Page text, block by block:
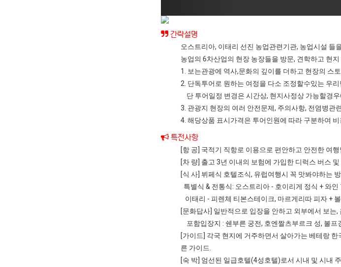
간략설명
오스트리아, 이태리 선진 농업관련기관, 농업시설 들
농업의 6차산업의 현장 농장들을 방문, 견학하고 현
1. 보는관광에 역사,문화의 깊이를 더하고 현장의 스
2. 단독투어로 원하는 여정을 다소 조정할수있는 우
단 투어일정 변경은 시간상, 현지사정상 가능할경
3. 관광지 현장의 여러 안전문제, 주의사항, 전염병관
4. 해당상품 표시가격은 투어인원에 따라 구분하여
특전사항
[항 공] 국적기 직항로 이용으로 편안하고 안전한 여행
[차 량] 출고 3년 이내의 보험에 가입한 디럭스 버스
[식 사] 뷔페식 호텔조식, 유럽여행시 꼭 맛봐야하는
특별식 & 전통식: 오스트리아 - 호이리게 정식 + 와
이태리 - 피렌체 티본스테이크, 마르게리따 피자 +
[문화답사] 일반적으로 입장을 안하고 외부에서 보는
포함입장지 : 쉔부른 궁전, 호엔짤츠부르크 성, 볼
[가이드] 각국 현지에 거주하면서 살아가는 베테랑
른 가이드.
[숙 박] 엄선된 일급호텔(4성호텔)로서 시내 및 시내